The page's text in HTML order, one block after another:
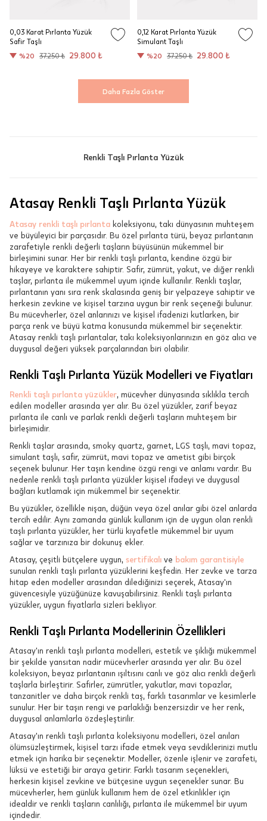
0,03 Karat Pırlanta Yüzük
Safir Taşlı
%20
37.250 ₺ 29.800 ₺
0,12 Karat Pırlanta Yüzük
Simulant Taşlı
%20
37.250 ₺ 29.800 ₺
Daha Fazla Göster
Renkli Taşlı Pırlanta Yüzük
Atasay Renkli Taşlı Pırlanta Yüzük
Atasay renkli taşlı pırlanta koleksiyonu, takı dünyasının muhteşem
ve büyüleyici bir parçasıdır. Bu özel pırlanta türü, beyaz pırlantanın
zarafetiyle renkli değerli taşların büyüsünün mükemmel bir
birleşimini sunar. Her bir renkli taşlı pırlanta, kendine özgü bir
hikayeye ve karaktere sahiptir. Safir, zümrüt, yakut, ve diğer renkli
taşlar, pırlanta ile mükemmel uyum içinde kullanılır. Renkli taşlar,
pırlantanın yanı sıra renk skalasında geniş bir yelpazeye sahiptir ve
herkesin zevkine ve kişisel tarzına uygun bir renk seçeneği bulunur.
Bu mücevherler, özel anlarınızı ve kişisel ifadenizi kutlarken, bir
parça renk ve büyü katma konusunda mükemmel bir seçenektir.
Atasay renkli taşlı pırlantalar, takı koleksiyonlarınızın en göz alıcı ve
duygusal değeri yüksek parçalarından biri olabilir.
Renkli Taşlı Pırlanta Yüzük Modelleri ve Fiyatları
Renkli taşlı pırlanta yüzükler, mücevher dünyasında sıklıkla tercih
edilen modeller arasında yer alır. Bu özel yüzükler, zarif beyaz
pırlanta ile canlı ve parlak renkli değerli taşların muhteşem bir
birleşimidir.
Renkli taşlar arasında, smoky quartz, garnet, LGS taşlı, mavi topaz,
simulant taşlı, safir, zümrüt, mavi topaz ve ametist gibi birçok
seçenek bulunur. Her taşın kendine özgü rengi ve anlamı vardır. Bu
nedenle renkli taşlı pırlanta yüzükler kişisel ifadeyi ve duygusal
bağları kutlamak için mükemmel bir seçenektir.
Bu yüzükler, özellikle nişan, düğün veya özel anılar gibi özel anlarda
tercih edilir. Aynı zamanda günlük kullanım için de uygun olan renkli
taşlı pırlanta yüzükler, her türlü kıyafetle mükemmel bir uyum
sağlar ve tarzınıza bir dokunuş ekler.
Atasay, çeşitli bütçelere uygun, sertifikalı ve bakım garantisiyle
sunulan renkli taşlı pırlanta yüzüklerini keşfedin. Her zevke ve tarza
hitap eden modeller arasından dilediğinizi seçerek, Atasay'ın
güvencesiyle yüzüğünüze kavuşabilirsiniz. Renkli taşlı pırlanta
yüzükler, uygun fiyatlarla sizleri bekliyor.
Renkli Taşlı Pırlanta Modellerinin Özellikleri
Atasay'ın renkli taşlı pırlanta modelleri, estetik ve şıklığı mükemmel
bir şekilde yansıtan nadir mücevherler arasında yer alır. Bu özel
koleksiyon, beyaz pırlantanın ışıltısını canlı ve göz alıcı renkli değerli
taşlarla birleştirir. Safirler, zümrütler, yakutlar, mavi topazlar,
tanzanitler ve daha birçok renkli taş, farklı tasarımlar ve kesimlerle
sunulur. Her bir taşın rengi ve parlaklığı benzersizdir ve her renk,
duygusal anlamlarla özdeşleştirilir.
Atasay'ın renkli taşlı pırlanta koleksiyonu modelleri, özel anıları
ölümsüzleştirmek, kişisel tarzı ifade etmek veya sevdiklerinizi mutlu
etmek için harika bir seçenektir. Modeller, özenle işlenir ve zarafeti,
lüksü ve estetiği bir araya getirir. Farklı tasarım seçenekleri,
herkesin kişisel zevkine ve bütçesine uygun seçenekler sunar. Bu
mücevherler, hem günlük kullanım hem de özel etkinlikler için
idealdir ve renkli taşların canlılığı, pırlanta ile mükemmel bir uyum
içindedir.